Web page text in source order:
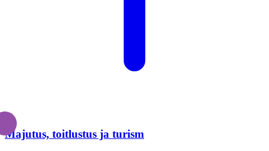
Majutus, toitlustus ja turism